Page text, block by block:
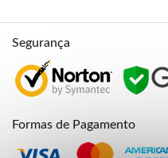
Segurança
Formas de Pagamento